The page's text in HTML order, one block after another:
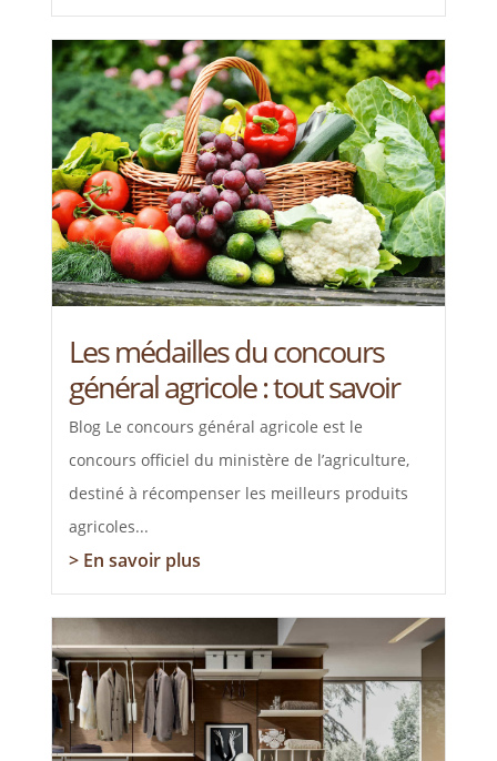
Les médailles du concours
général agricole : tout savoir
Blog Le concours général agricole est le
concours officiel du ministère de l’agriculture,
destiné à récompenser les meilleurs produits
agricoles...
> En savoir plus